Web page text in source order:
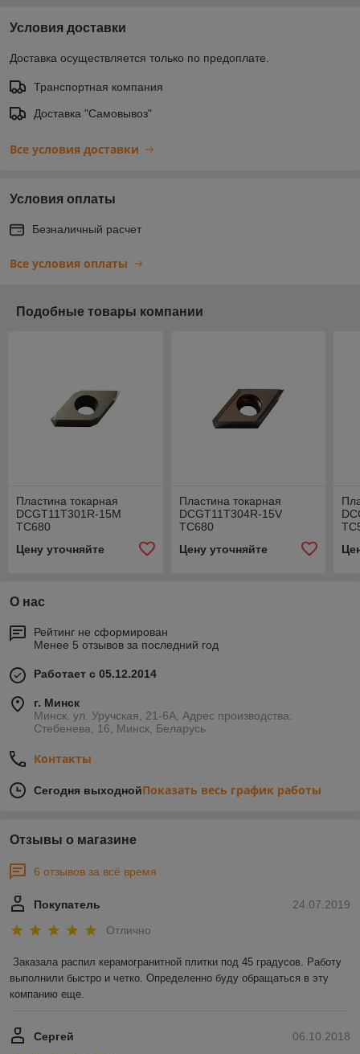
Условия доставки
Доставка осуществляется только по предоплате.
Транспортная компания
Доставка "Самовывоз"
Все условия доставки
Условия оплаты
Безналичный расчет
Все условия оплаты
Подобные товары компании
Пластина токарная
DCGT11T301R-15M
TC680
Цену уточняйте
Пластина токарная
DCGT11T304R-15V
TC680
Цену уточняйте
О нас
Рейтинг не сформирован
Менее 5 отзывов за последний год
Работает с 05.12.2014
г. Минск
Минск. ул. Уручская, 21-6А, Адрес производства:
Стебенева, 16, Минск, Беларусь
Контакты
Сегодня выходнойПоказать весь график работы
Отзывы о магазине
6 отзывов за всё время
24.07.2019
Покупатель
Отлично
Заказала распил керамогранитной плитки под 45 градусов. Работу
выполнили быстро и четко. Определенно буду обращаться в эту
компанию еще.
06.10.2018
Сергей